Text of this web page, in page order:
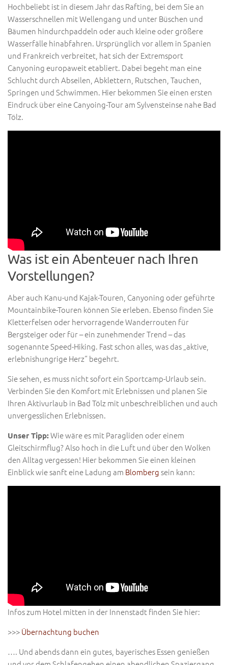
Hochbeliebt ist in diesem Jahr das Rafting, bei dem Sie an
Wasserschnellen mit Wellengang und unter Büschen und
Bäumen hindurchpaddeln oder auch kleine oder größere
Wasserfälle hinabfahren. Ursprünglich vor allem in Spanien
und Frankreich verbreitet, hat sich der Extremsport
Canyoning europaweit etabliert. Dabei begeht man eine
Schlucht durch Abseilen, Abklettern, Rutschen, Tauchen,
Springen und Schwimmen. Hier bekommen Sie einen ersten
Eindruck über eine Canyoing-Tour am Sylvensteinse nahe Bad
Tölz.
Was ist ein Abenteuer nach Ihren
Vorstellungen?
Aber auch Kanu-und Kajak-Touren, Canyoning oder geführte
Mountainbike-Touren können Sie erleben. Ebenso finden Sie
Kletterfelsen oder hervorragende Wanderrouten für
Bergsteiger oder für – ein zunehmender Trend – das
sogenannte Speed-Hiking. Fast schon alles, was das „aktive,
erlebnishungrige Herz“ begehrt.
Sie sehen, es muss nicht sofort ein Sportcamp-Urlaub sein.
Verbinden Sie den Komfort mit Erlebnissen und planen Sie
Ihren Aktivurlaub in Bad Tölz mit unbeschreiblichen und auch
unvergesslichen Erlebnissen.
Unser Tipp:Wie wäre es mit Paragliden oder einem
Gleitschirmflug? Also hoch in die Luft und über den Wolken
den Alltag vergessen! Hier bekommen Sie einen kleinen
Einblick wie sanft eine Ladung am Blombergsein kann:
Infos zum Hotel mitten in der Innenstadt finden Sie hier:
>>>Übernachtung buchen
…. Und abends dann ein gutes, bayerisches Essen genießen